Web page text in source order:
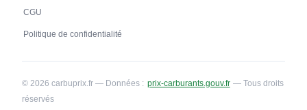
CGU
Politique de confidentialité
© 2026 carbuprix.fr — Données : prix-carburants.gouv.fr — Tous droits
réservés